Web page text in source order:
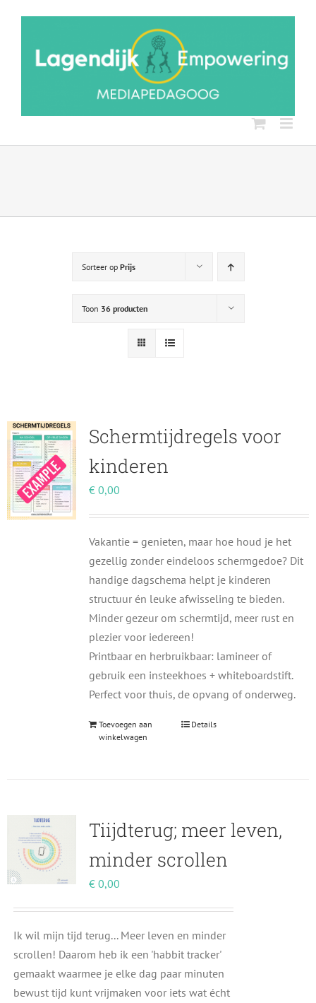
Sorteer op Prijs
Toon 36 producten
Schermtijdregels voor
kinderen
€0,00
Vakantie = genieten, maar hoe houd je het
gezellig zonder eindeloos schermgedoe? Dit
handige dagschema helpt je kinderen
structuur én leuke afwisseling te bieden.
Minder gezeur om schermtijd, meer rust en
plezier voor iedereen!
Printbaar en herbruikbaar: lamineer of
gebruik een insteekhoes + whiteboardstift.
Perfect voor thuis, de opvang of onderweg.
Toevoegen aan
winkelwagen
Details
Tiijdterug; meer leven,
minder scrollen
€0,00
Ik wil mijn tijd terug... Meer leven en minder
scrollen! Daarom heb ik een 'habbit tracker'
gemaakt waarmee je elke dag paar minuten
bewust tijd kunt vrijmaken voor iets wat écht